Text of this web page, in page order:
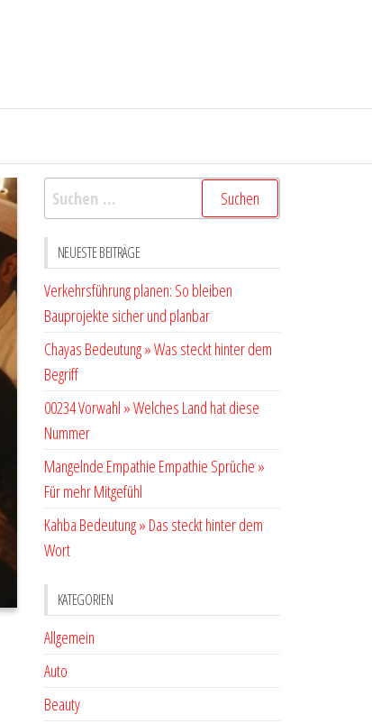
Suchen
nach:
NEUESTE BEITRÄGE
Verkehrsführung planen: So bleiben
Bauprojekte sicher und planbar
Chayas Bedeutung » Was steckt hinter dem
Begriff
00234 Vorwahl » Welches Land hat diese
Nummer
Mangelnde Empathie Empathie Sprüche »
Für mehr Mitgefühl
Kahba Bedeutung » Das steckt hinter dem
Wort
KATEGORIEN
Allgemein
Auto
Beauty